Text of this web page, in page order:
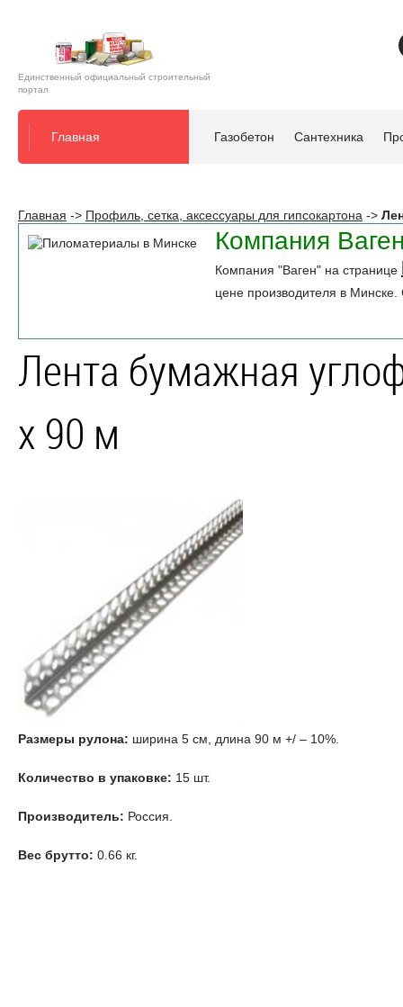
Единственный официальный строительный
портал
Главная Газобетон Сантехника
Главная -> Профиль, сетка, аксессуары для гипсокартона ->
Компания
Компания "Ваген" на странице
цене производителя в Минске.
Лента бумажная
х 90 м
Размеры рулона: ширина 5 см, длина 90 м +/ – 10%.
Количество в упаковке: 15 шт.
Производитель: Россия.
Вес брутто: 0.66 кг.